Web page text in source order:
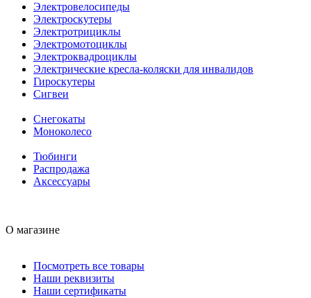
Электровелосипеды
Электроскутеры
Электротрициклы
Электромотоциклы
Электроквадроциклы
Электрические кресла-коляски для инвалидов
Гироскутеры
Сигвеи
Снегокаты
Моноколесо
Тюбинги
Распродажа
Аксессуары
О магазине
Посмотреть все товары
Наши реквизиты
Наши сертификаты